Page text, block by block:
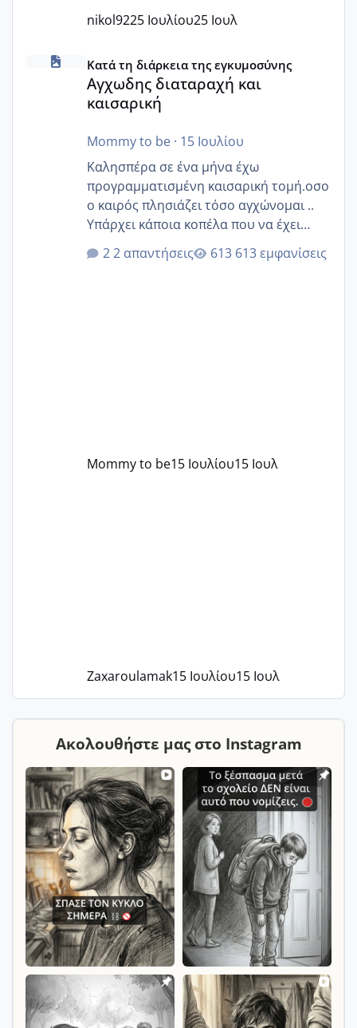
nikol9225 Ιουλίου25 Ιουλ
Αγχωδης διαταραχή και καισαρική
Κατά τη διάρκεια της εγκυμοσύνης
Αγχωδης διαταραχή και
καισαρική
Mommy to be· 15 Ιουλίου
Καλησπέρα σε ένα μήνα έχω
προγραμματισμένη καισαρική τομή.οσο
ο καιρός πλησιάζει τόσο αγχώνομαι ..
Υπάρχει κάποια κοπέλα που να έχει
παρόμοιο ιστορικό να μας πει την
εμπειρία της;Να σημειώσω είναι η
2 απαντήσεις 613 εμφανίσεις
Mommy to be15 Ιουλίου15 Ιουλ
Zaxaroulamak15 Ιουλίου15 Ιουλ
Ακολουθήστε μας στο Instagram